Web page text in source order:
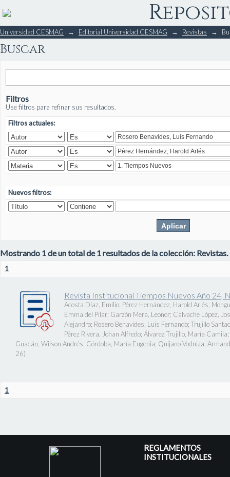
Buscar
Universidad CESMAG → Editorial Universidad CESMAG → Revistas →
Buscar
Filtros
Use filtros para refinar sus resultados.
Filtros actuales:
Nuevos filtros:
Mostrando 1 de un total de 1 resultados de la colección: Revistas.
1
Revista Institucional Tiempos Nuevos Año 24,
Acosta Díaz, Emilio; Pérez Hernández, Harold Arlés;
Emma del Pilar; Garzón Mera, Leonor; Calvache López,
Alejandro; Rosero Benavides, Luis Fernando; Trujillo
Pérez Rivera, Johan Alfredo; Álvarez Trujillo, María Camila;
Guacán, Wilson Andrés; Córdoba, María Eugenia; Quijano Vodniza,
26)
1
REGLAMENTOS
INSTITUCIONALES